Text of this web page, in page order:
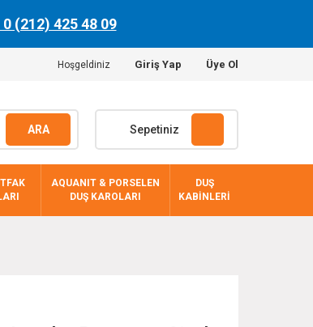
(212) 425 48 09
Hoşgeldiniz Giriş Yap Üye Ol
ARA Sepetiniz
AQUANIT & PORSELEN
DUŞ KAROLARI
DUŞ
KABİNLERİ